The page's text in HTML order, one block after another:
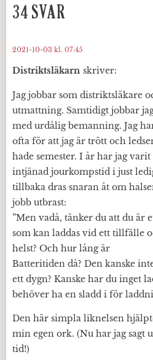
34 SVAR
Distriktsläkarn skriver:
2021-10-03 kl. 07:45
Jag jobbar som distriktsläkare
utmattning. Samtidigt jobbar
med urdålig bemanning. Jag
ofta för att jag är trött och
hade semester. I år har jag
intjänad jourkompstid i just
tillbaka dras snaran åt om
jobb utbrast:
”Men vadå, tänker du att du är
som kan laddas vid ett tillfälle
helst? Och hur lång är
Batteritiden då? Den kanske
ett dygn? Kanske har du inget
behöver ha en sladd i för
Den här simpla liknelsen
min egen ork. (Nu har jag sagt
tid!)